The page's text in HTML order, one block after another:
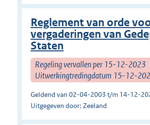
Reglement van orde
vergaderingen van
Staten
Regeling vervallen per 15-12-2023
Uitwerkingtredingdatum 15-12-
Geldend van 02-04-2003 t/m 14-12-
Uitgegeven door: Zeeland